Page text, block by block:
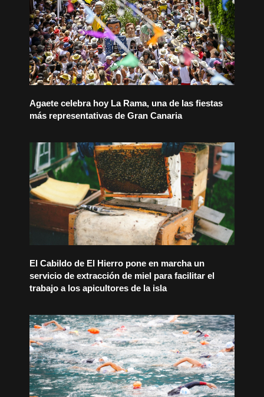
Agaete celebra hoy La Rama, una de las fiestas
más representativas de Gran Canaria
El Cabildo de El Hierro pone en marcha un
servicio de extracción de miel para facilitar el
trabajo a los apicultores de la isla